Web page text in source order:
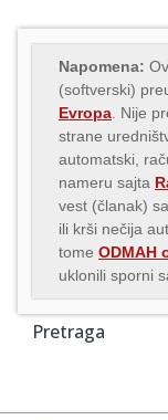
Napomena:
(softverski)
Evropa . Nije
strane
automatski,
nameru sajta
vest (članak)
ili krši nečija
tome ODMAH
uklonili sporni
Pretraga